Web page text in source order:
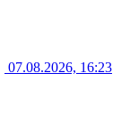
07.08.2026, 16:23